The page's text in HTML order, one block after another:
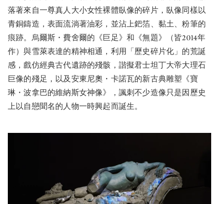
落著來自一尊真人大小女性裸體臥像的碎片，臥像同樣以
青銅鑄造，表面流淌著油彩，並沾上鈀箔、黏土、粉筆的
痕跡。烏爾斯・費舍爾的《巨足》和《無題》（皆2014年
作）與雪萊表達的精神相通，利用「歷史碎片化」的荒誕
感，戲仿經典古代遺跡的殘骸，諧擬君士坦丁大帝大理石
巨像的殘足，以及安東尼奧・卡諾瓦的新古典雕塑《寶
琳・波拿巴的維納斯女神像》，諷刺不少造像只是因歷史
上以自戀聞名的人物一時興起而誕生。